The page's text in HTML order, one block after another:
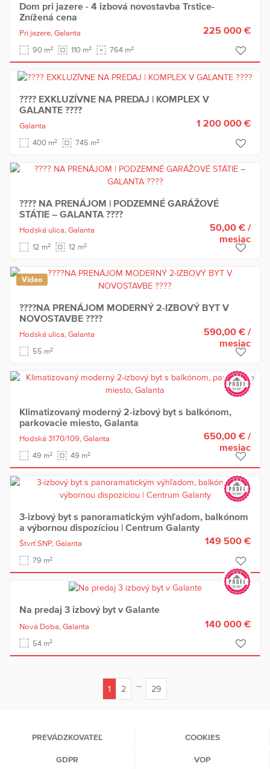
Dom pri jazere - 4 izbová novostavba Trstice-
Znížená cena
Pri jazere, Galanta
90 m2 110 m2 764 m2
225 000 €
???? EXKLUZÍVNE NA PREDAJ | KOMPLEX V
GALANTE ????
Galanta
400 m2 745 m2
1 200 000 €
???? NA PRENÁJOM | PODZEMNÉ GARÁŽOVÉ
STÁTIE – GALANTA ????
Hodská ulica, Galanta
12 m2 12 m2
50,00 € /
mesiac
Video
????NA PRENÁJOM MODERNÝ 2-IZBOVÝ BYT V
NOVOSTAVBE ????
Hodská ulica, Galanta
55 m2
590,00 € /
mesiac
Klimatizovaný moderný 2-izbový byt s balkónom,
parkovacie miesto, Galanta
Hodská 3170/109, Galanta
49 m2 49 m2
650,00 € /
mesiac
3-izbový byt s panoramatickým výhľadom, balkónom
a výbornou dispozíciou | Centrum Galanty
Štvrť SNP, Galanta
79 m2
149 500 €
Na predaj 3 izbový byt v Galante
Nová Doba, Galanta
54 m2
140 000 €
1
2 ... 29
PREVÁDZKOVATEĽ COOKIES
GDPR VOP